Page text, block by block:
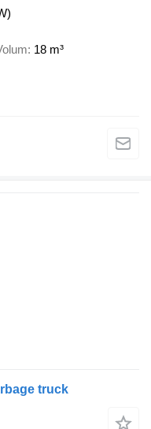
18 m³
truck